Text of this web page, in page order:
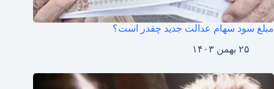
مبلغ سود سهام عدالت جدید چقدر است؟
۲۵ بهمن ۱۴۰۳